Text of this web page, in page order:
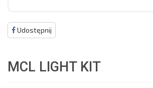
Udostępnij
MCL LIGHT KIT